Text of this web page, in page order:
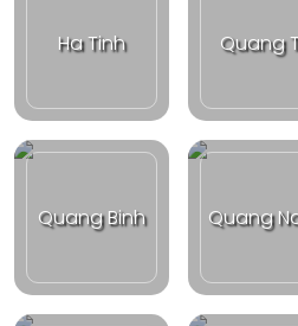
Ha Tinh Quang
Quang Binh Quang